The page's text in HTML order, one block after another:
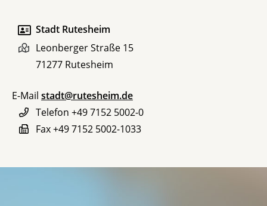
Stadt Rutesheim
Leonberger Straße 15
71277 Rutesheim
E-Mail stadt@rutesheim.de
Telefon +49 7152 5002-0
Fax+49 7152 5002-1033